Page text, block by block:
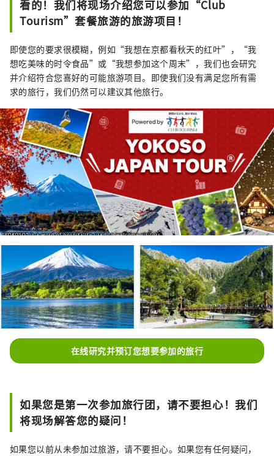
看的！我们将现场介绍您可以参加“Club
Tourism”套餐旅游的旅游项目！
即使您的要求很模糊，例如“我想在京都看秋天的红叶”，“我
想吃美味的时令食品”或“我想参加这个周末”，我们也会研究
并介绍符合您喜好的可能旅游项目。即使我们没有满足您所有需
求的旅行，我们仍然可以建议其他旅行。
在线研究并预订您想要参加的旅行
如果您是第一次参加旅行团，请不要担心！我们
将现场解答您的疑问！
如果您以前从未参加过旅游，请不要担心。如果您有任何疑问，